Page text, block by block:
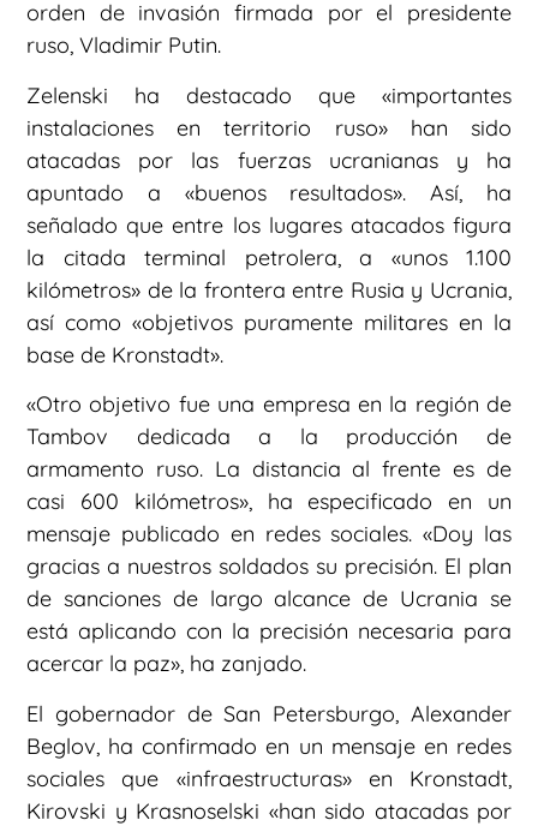
orden de invasión firmada por el presidente
ruso, Vladimir Putin.
Zelenski ha destacado que «importantes
instalaciones en territorio ruso» han sido
atacadas por las fuerzas ucranianas y ha
apuntado a «buenos resultados». Así, ha
señalado que entre los lugares atacados figura
la citada terminal petrolera, a «unos 1.100
kilómetros» de la frontera entre Rusia y Ucrania,
así como «objetivos puramente militares en la
base de Kronstadt».
«Otro objetivo fue una empresa en la región de
Tambov dedicada a la producción de
armamento ruso. La distancia al frente es de
casi 600 kilómetros», ha especificado en un
mensaje publicado en redes sociales. «Doy las
gracias a nuestros soldados su precisión. El plan
de sanciones de largo alcance de Ucrania se
está aplicando con la precisión necesaria para
acercar la paz», ha zanjado.
El gobernador de San Petersburgo, Alexander
Beglov, ha confirmado en un mensaje en redes
sociales que «infraestructuras» en Kronstadt,
Kirovski y Krasnoselski «han sido atacadas por